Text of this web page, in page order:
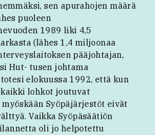
sen apurahojen määrä
puoleen
1989 liki 4,5
(lähes 1,4 miljoonaa
pääjohtajan,
Hut- tusen johtama
elokuussa 1992, että kun
lohkot joutuvat
Syöpäjärjestöt eivät
Vaikka Syöpäsäätiön
oli jo helpotettu